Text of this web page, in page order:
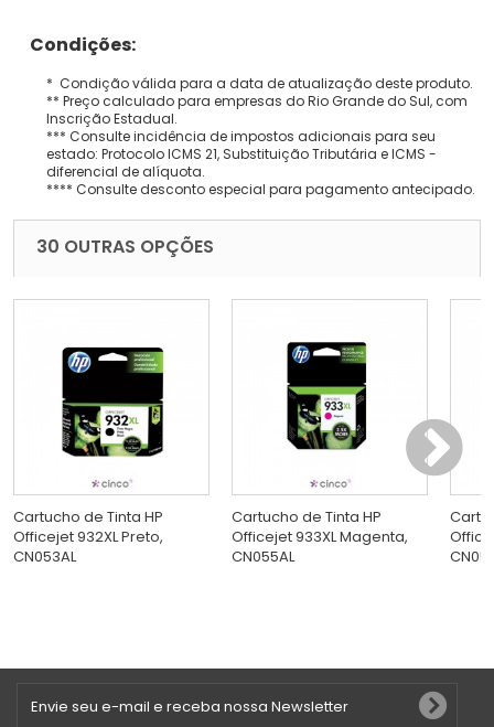
Condições:
* Condição válida para a data de atualização deste produto.
** Preço calculado para empresas do Rio Grande do Sul, com
Inscrição Estadual.
*** Consulte incidência de impostos adicionais para seu
estado: Protocolo ICMS 21, Substituição Tributária e ICMS -
diferencial de alíquota.
**** Consulte desconto especial para pagamento antecipado.
30 OUTRAS OPÇÕES
Cartucho de Tinta HP
Officejet 932XL Preto,
CN053AL
Cartucho de Tinta HP
Officejet 933XL Magenta,
CN055AL